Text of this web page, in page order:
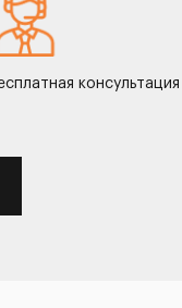
консультация